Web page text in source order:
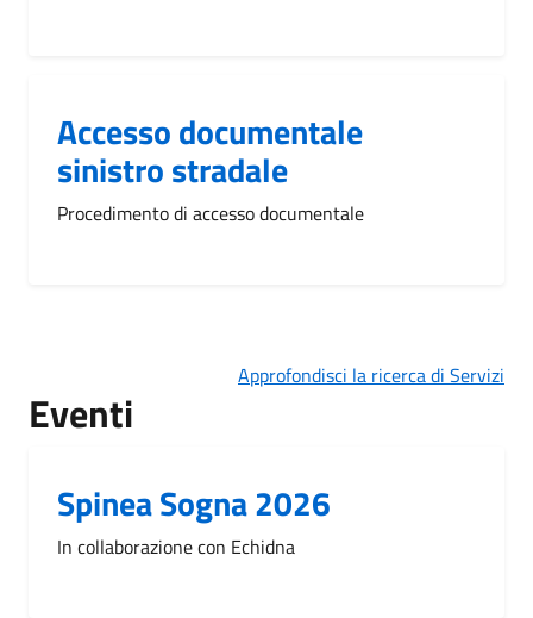
Accesso documentale
sinistro stradale
Procedimento di accesso documentale
Approfondisci la ricerca di Servizi
Eventi
Spinea Sogna 2026
In collaborazione con Echidna